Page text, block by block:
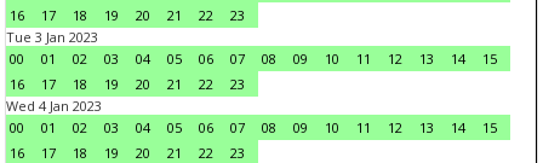
16
17 18 19 20 21 22
23
Tue 3 Jan 2023
00
01 02 03 04 05 06 07 08 09 10 11 12 13 14
15
16
17 18 19 20 21 22
23
Wed 4 Jan 2023
00
01 02 03 04 05 06 07 08 09 10 11 12 13 14
15
16
17 18 19 20 21 22
23